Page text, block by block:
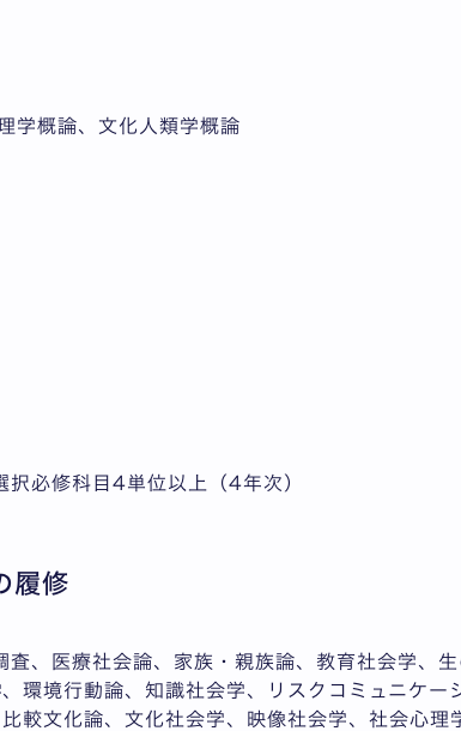
学概論、文化人類学概論
必修科目4単位以上（4年次）
履修
、医療社会論、家族・親族論、教育社会学、
環境行動論、知識社会学、リスクコミュニケー
較文化論、文化社会学、映像社会学、社会心理